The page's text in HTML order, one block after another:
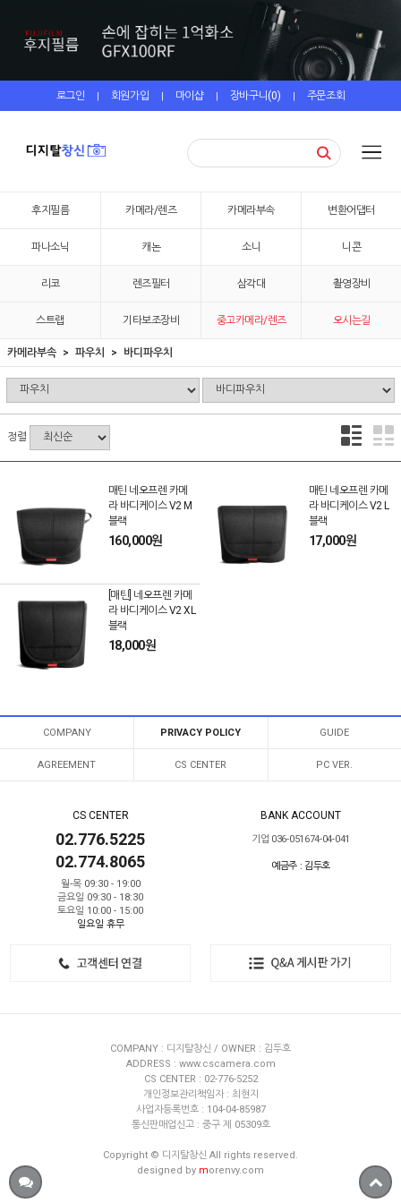
로그인 | 회원가입 | 마이샵 | 장바구니(0) | 주문조회
후지필름 카메라/렌즈 카메라부속 변환어댑터
파나소닉 캐논 소니 니콘
리코 렌즈필터 삼각대 촬영장비
스트랩 기타보조장비 중고카메라/렌즈 오시는길
카메라부속 파우치 바디파우치
정렬
매틴 네오프렌 카메
라 바디케이스 V2 M
블랙
160,000원
매틴 네오프렌 카메
라 바디케이스 V2 L
블랙
17,000원
[매틴] 네오프렌 카메
라 바디케이스 V2 XL
블랙
18,000원
COMPANY PRIVACY POLICY GUIDE
AGREEMENT CS CENTER PC VER.
CS CENTER
02.776.5225
02.774.8065
월-목 09:30 - 19:00
금요일 09:30 - 18:30
토요일 10:00 - 15:00
일요일 휴무
BANK ACCOUNT
기업 036-051674-04-041
예금주 : 김두호
COMPANY : 디지탈창신 / OWNER : 김두호
ADDRESS : www.cscamera.com
CS CENTER : 02-776-5252
개인정보관리책임자 : 최현지
사업자등록번호 : 104-04-85987
통신판매업신고 : 중구 제 05309호
Copyright © 디지탈창신 All rights reserved.
designed by morenvy.com